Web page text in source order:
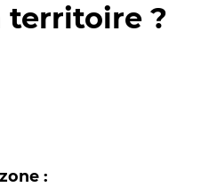
territoire ?
: